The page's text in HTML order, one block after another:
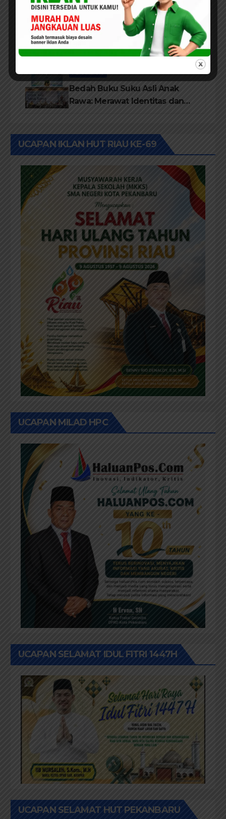
dari Disdikbud Rohil
DAERAH ROKAN HILIR
Lembaga Tepak Sirih Buka
Festival Kampung Literasi dan
Pelatihan Penguatan
PEKANBARU
Bedah Buku Suku Asli Anak
Rawa: Merawat Identitas dan
UCAPAN IKLAN HUT RIAU KE-69
UCAPAN MILAD HPC
UCAPAN SELAMAT IDUL FITRI 1447H
UCAPAN SELAMAT HUT PEKANBARU